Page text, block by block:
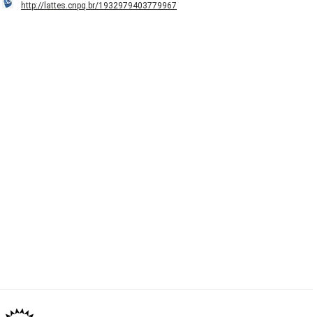
http://lattes.cnpq.br/1932979403779967